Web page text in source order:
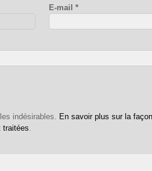
E-mail*
indésirables. En savoir plus sur la
traitées.